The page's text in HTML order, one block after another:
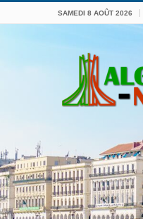
SAMEDI 8 AOÛT 2026